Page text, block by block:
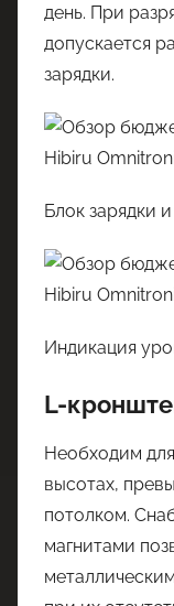
день. При
допускается
зарядки.
Блок зарядки
Индикация
L-
Необходим
высотах,
потолком.
магнитами